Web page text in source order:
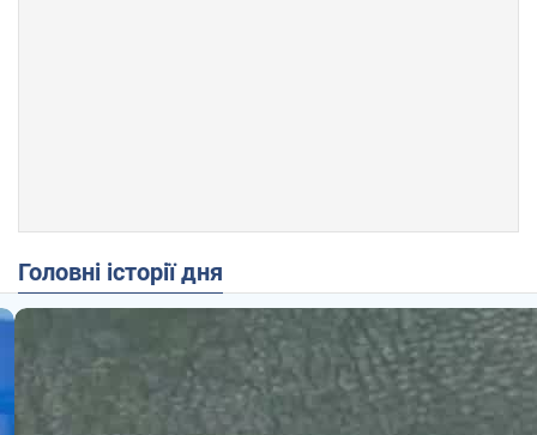
Головні історії дня